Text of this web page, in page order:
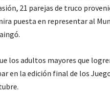
21 parejas de truco
puesta en representar al
los adultos mayores que
en la edición final de los